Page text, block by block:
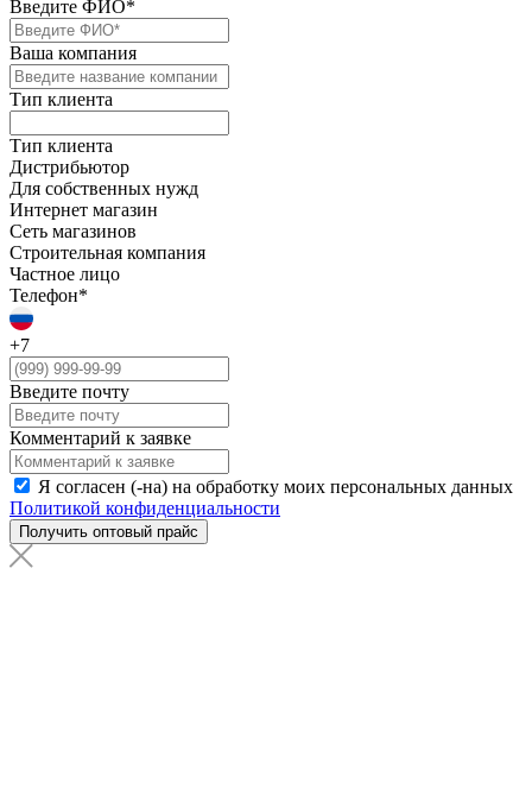
Введите ФИО*
Ваша компания
Тип клиента
Тип клиента
Дистрибьютор
Для собственных нужд
Интернет магазин
Сеть магазинов
Строительная компания
Частное лицо
Телефон*
+7
Введите почту
Комментарий к заявке
Я согласен (-на) на обработку моих персональных данных
Политикой конфиденциальности